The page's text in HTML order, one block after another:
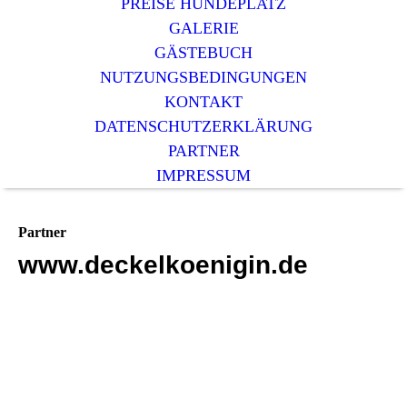
PREISE HUNDEPLATZ
GALERIE
GÄSTEBUCH
NUTZUNGSBEDINGUNGEN
KONTAKT
DATENSCHUTZERKLÄRUNG
PARTNER
IMPRESSUM
Partner
www.deckelkoenigin.de